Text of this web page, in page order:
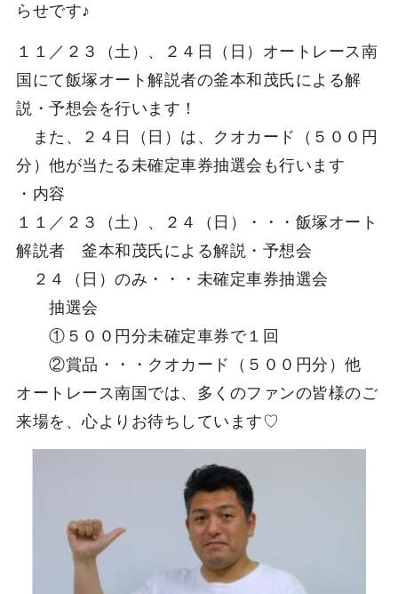
らせです♪
１１／２３（土）、２４日（日） オートレース南
国にて飯塚オート解説者の釜本和茂氏による解
説・予想会を行います！
また、２４日（日）は、クオカード（５００円
分） 他が当たる未確定車券抽選会も行います
・内容
１１／２３（土）、２４（日）・・・飯塚オート
解説者 釜本和茂氏による解説・予想会
２４（日）のみ・・・未確定車券抽選会
抽選会
①５００円分未確定車券で１回
②賞品・・・クオカード（５００円分）他
オートレース南国では、多くのファンの皆様のご
来場を、心よりお待ちしています♡